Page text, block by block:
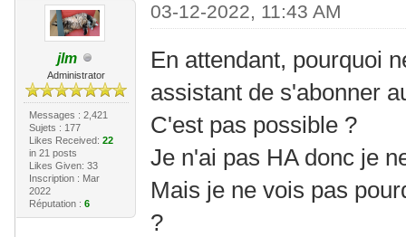
jlm
Administrator
Messages : 2,421
Sujets : 177
Likes Received: 22
in 21 posts
Likes Given: 33
Inscription : Mar
2022
Réputation : 6
03-12-2022, 11:43 AM
En attendant, pourquoi
assistant de s'abonner
C'est pas possible ?
Je n'ai pas HA donc je
Mais je ne vois pas
?